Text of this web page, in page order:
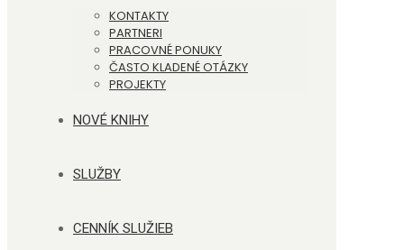
KONTAKTY
PARTNERI
PRACOVNÉ PONUKY
ČASTO KLADENÉ OTÁZKY
PROJEKTY
NOVÉ KNIHY
SLUŽBY
CENNÍK SLUŽIEB